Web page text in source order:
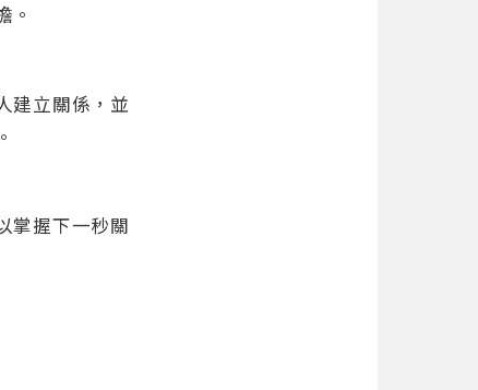
。
建立關係，並
掌握下一秒關